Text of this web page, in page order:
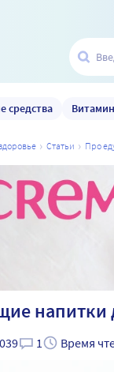
средства
статьи про
напитки
1 Время